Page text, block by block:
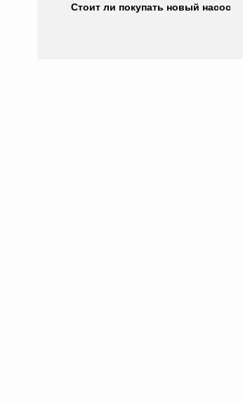
Стоит ли покупать новый насос